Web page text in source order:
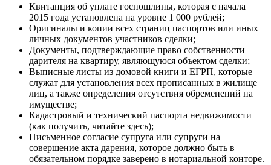
Квитанция об уплате госпошлины, которая с начала
2015 года установлена на уровне 1 000 рублей;
Оригиналы и копии всех страниц паспортов или иных
личных документов участников сделки;
Документы, подтверждающие право собственности
дарителя на квартиру, являющуюся объектом сделки;
Выписные листы из домовой книги и ЕГРП, которые
служат для установления всех прописанных в жилище
лиц, а также определения отсутствия обременений на
имуществе;
Кадастровый и технический паспорта недвижимости
(как получить, читайте здесь);
Письменное согласие супруга или супруги на
совершение акта дарения, которое должно быть в
обязательном порядке заверено в нотариальной конторе.